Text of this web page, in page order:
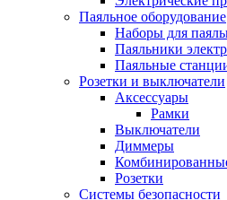
Паяльное оборудование
Наборы для
Паяльники
Паяльные
Розетки и выключатели
Аксессуары
Рамки
Выключатели
Диммеры
Розетки
Системы безопасности